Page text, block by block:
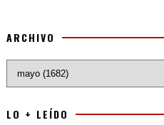
ARCHIVO
LO + LEÍDO